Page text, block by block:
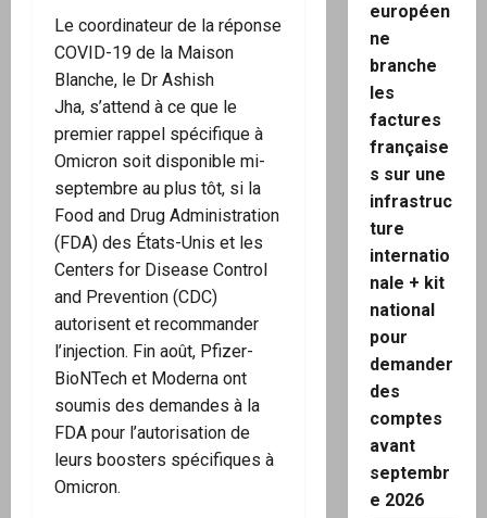
Le coordinateur de la réponse
COVID-19 de la Maison
Blanche, le Dr Ashish
Jha, s’attend à ce que le
premier rappel spécifique à
Omicron soit disponible mi-
septembre au plus tôt, si la
Food and Drug Administration
(FDA) des États-Unis et les
Centers for Disease Control
and Prevention (CDC)
autorisent et recommander
l’injection. Fin août, Pfizer-
BioNTech et Moderna ont
soumis des demandes à la
FDA pour l’autorisation de
leurs boosters spécifiques à
Omicron.
européen
ne
branche
les
factures
française
s sur une
infrastruc
ture
internatio
nale + kit
national
pour
demander
des
comptes
avant
septembr
e 2026